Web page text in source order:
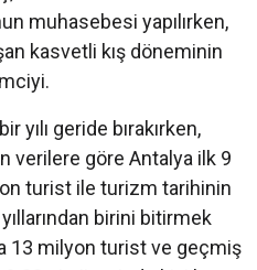
muhasebesi yapılırken,
kasvetli kış döneminin
yılı geride bırakırken,
verilere göre Antalya ilk 9
turist ile turizm tarihinin
birini bitirmek
13 milyon turist ve geçmiş